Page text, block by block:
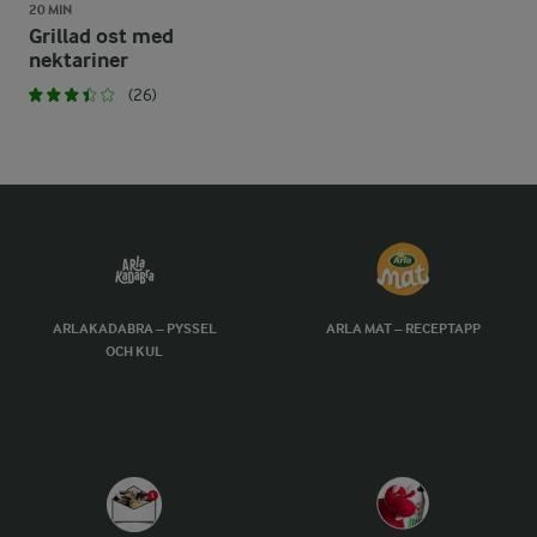
20 MIN
Grillad ost med
nektariner
(26)
ARLAKADABRA – PYSSEL
OCH KUL
ARLA MAT – RECEPTAPP